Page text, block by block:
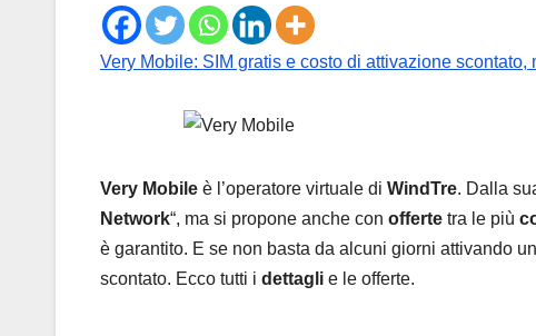
Very Mobile: SIM gratis e costo di attivazione scontato,
Very Mobile è l’operatore virtuale di WindTre. Dalla
Network“, ma si propone anche con offerte tra le più
è garantito. E se non basta da alcuni giorni attivando
scontato. Ecco tutti i dettagli e le offerte.